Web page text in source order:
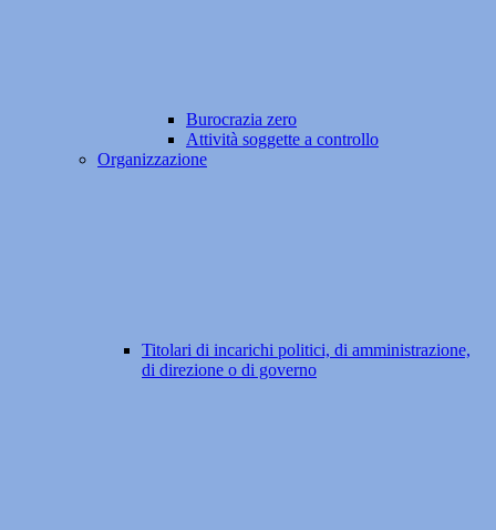
Burocrazia zero
Attività soggette a controllo
Organizzazione
Titolari di incarichi politici, di amministrazione,
di direzione o di governo